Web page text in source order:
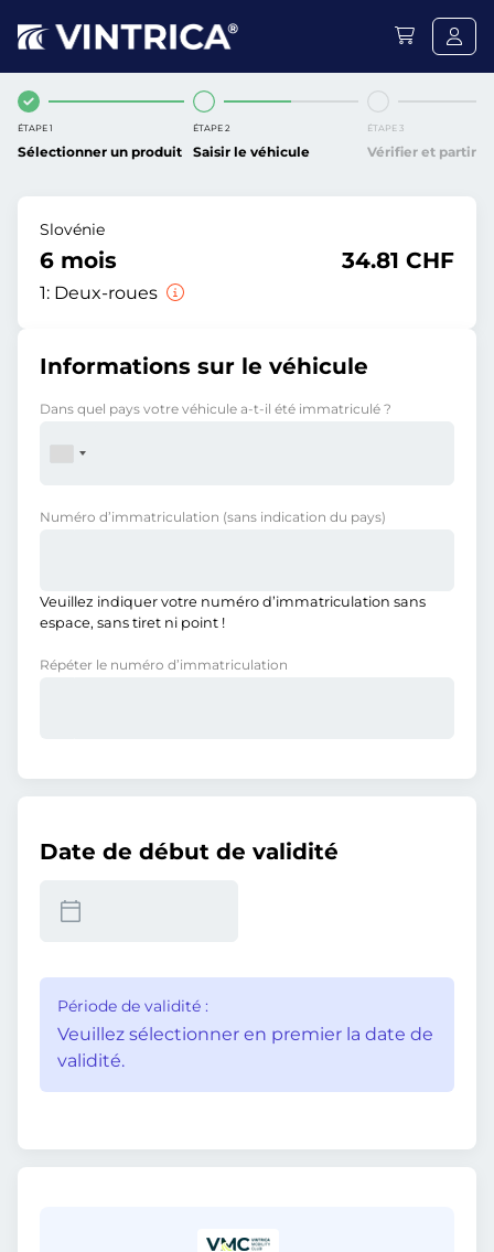
ÉTAPE 1
Sélectionner un produit
ÉTAPE 2
Saisir le véhicule
ÉTAPE 3
Vérifier et partir
Slovénie
6 mois
1: Deux-roues
34.81 CHF
Informations sur le véhicule
Dans quel pays votre véhicule a-t-il été immatriculé ?
Numéro d’immatriculation (sans indication du pays)
Veuillez indiquer votre numéro d’immatriculation sans
espace, sans tiret ni point !
Répéter le numéro d’immatriculation
Date de début de validité
Période de validité :
Veuillez sélectionner en premier la date de
validité.